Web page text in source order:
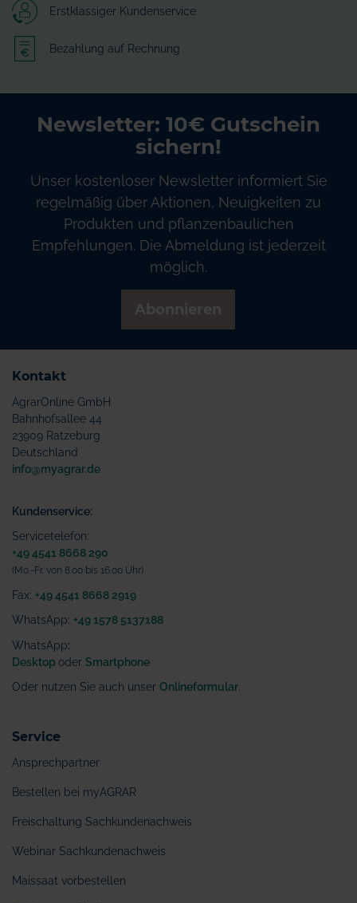
Erstklassiger Kundenservice
Bezahlung auf Rechnung
Newsletter: 10€ Gutschein
sichern!
Unser kostenloser Newsletter informiert Sie
regelmäßig über Aktionen, Neuigkeiten zu
Produkten und pflanzenbaulichen
Empfehlungen. Die Abmeldung ist jederzeit
möglich.
Kontakt
AgrarOnline GmbH
Bahnhofsallee 44
23909 Ratzeburg
Deutschland
info@myagrar.de
Kundenservice:
Servicetelefon:
+49 4541 8668 290
(Mo.-Fr. von 8.00 bis 16.00 Uhr)
Fax: +49 4541 8668 2919
WhatsApp: +49 1578 5137188
WhatsApp:
Desktop oder Smartphone
Oder nutzen Sie auch unser Onlineformular
Service
Ansprechpartner
Bestellen bei myAGRAR
Freischaltung Sachkundenachweis
Webinar Sachkundenachweis
Maissaat vorbestellen